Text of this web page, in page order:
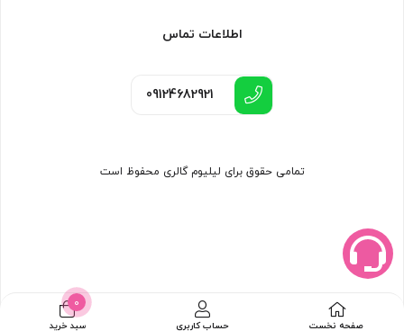
صفحه نخست حساب کاربری
0
سبد خرید
اطلاعات تماس
09124682921
تمامی حقوق برای لیلیوم گالری محفوظ است